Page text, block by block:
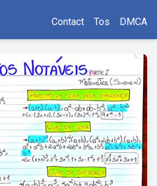
Contact Tos DMCA